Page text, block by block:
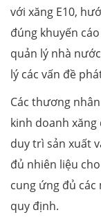
với xăng E10,
đúng khuyến
quản lý nhà
lý các vấn đề
Các thương
kinh doanh
duy trì sản xuất
đủ nhiên liệu
cung ứng đủ các
quy định.